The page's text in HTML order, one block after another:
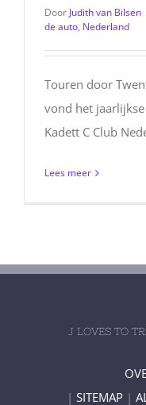
Door Judith van Bilsen
de auto, Nederland
Touren door
vond het
Kadett C Club
Lees meer
J LOVES TO
| SITEMAP |